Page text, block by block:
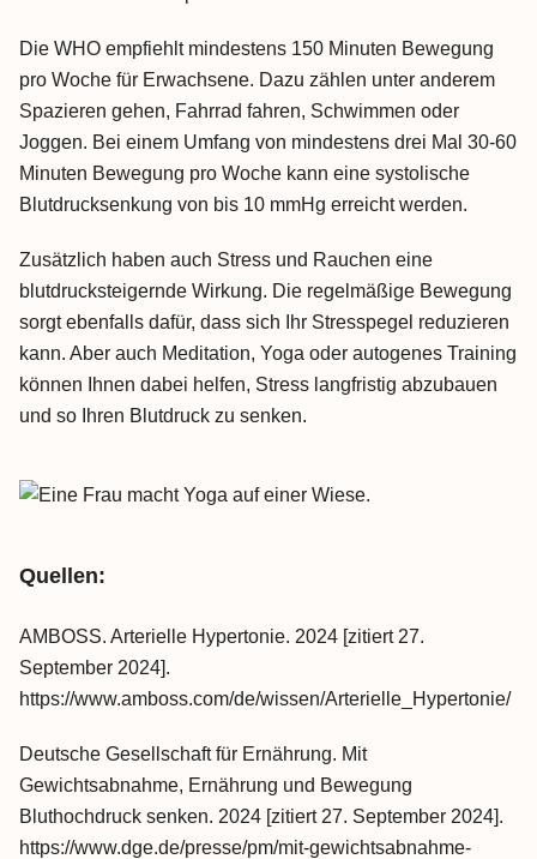
Die WHO empfiehlt mindestens 150 Minuten Bewegung
pro Woche für Erwachsene. Dazu zählen unter anderem
Spazieren gehen, Fahrrad fahren, Schwimmen oder
Joggen. Bei einem Umfang von mindestens drei Mal 30-60
Minuten Bewegung pro Woche kann eine systolische
Blutdrucksenkung von bis 10 mmHg erreicht werden.
Zusätzlich haben auch Stress und Rauchen eine
blutdrucksteigernde Wirkung. Die regelmäßige Bewegung
sorgt ebenfalls dafür, dass sich Ihr Stresspegel reduzieren
kann. Aber auch Meditation, Yoga oder autogenes Training
können Ihnen dabei helfen, Stress langfristig abzubauen
und so Ihren Blutdruck zu senken.
Quellen:
AMBOSS. Arterielle Hypertonie. 2024 [zitiert 27.
September 2024].
https://www.amboss.com/de/wissen/Arterielle_Hypertonie/
Deutsche Gesellschaft für Ernährung. Mit
Gewichtsabnahme, Ernährung und Bewegung
Bluthochdruck senken. 2024 [zitiert 27. September 2024].
https://www.dge.de/presse/pm/mit-gewichtsabnahme-